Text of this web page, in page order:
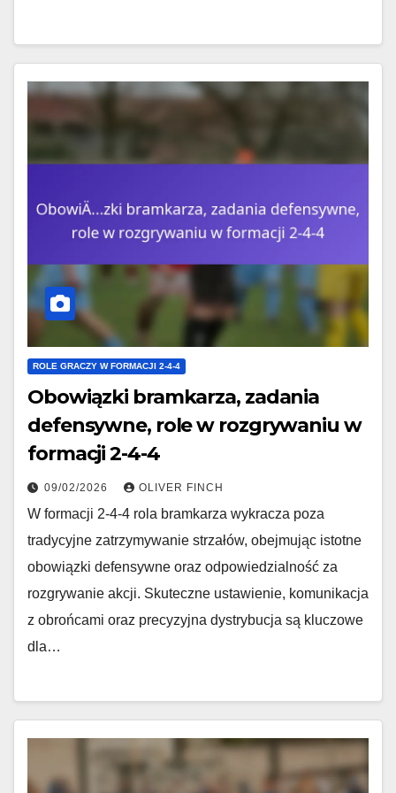
ROLE GRACZY W FORMACJI 2-4-4
Obowiązki bramkarza, zadania
defensywne, role w rozgrywaniu w
formacji 2-4-4
09/02/2026 OLIVER FINCH
W formacji 2-4-4 rola bramkarza wykracza poza
tradycyjne zatrzymywanie strzałów, obejmując istotne
obowiązki defensywne oraz odpowiedzialność za
rozgrywanie akcji. Skuteczne ustawienie, komunikacja
z obrońcami oraz precyzyjna dystrybucja są kluczowe
dla…